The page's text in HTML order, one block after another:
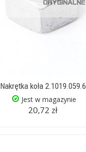
Nakrętka koła 2.1019.059.6
Jest w magazynie
20,72 zł